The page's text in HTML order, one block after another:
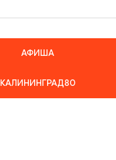
АФИША
КАЛИНИНГРАД80